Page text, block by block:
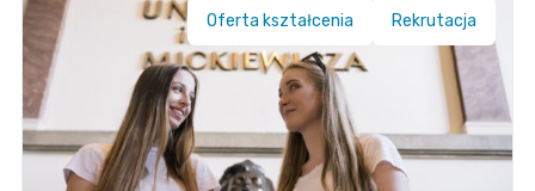
Oferta kształcenia Rekrutacja